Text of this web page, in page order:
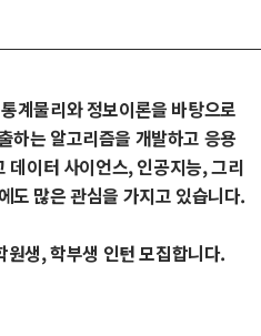
계물리와 정보이론을 바탕으로
하는 알고리즘을 개발하고 응용
데이터 사이언스, 인공지능, 그리
도 많은 관심을 가지고 있습니다.
생, 학부생 인턴 모집합니다.